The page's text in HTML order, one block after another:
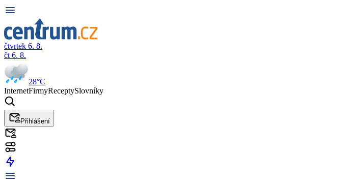
čtvrtek 6. 8.
čt 6. 8.
28°C
InternetFirmyReceptySlovníky
Přihlášení